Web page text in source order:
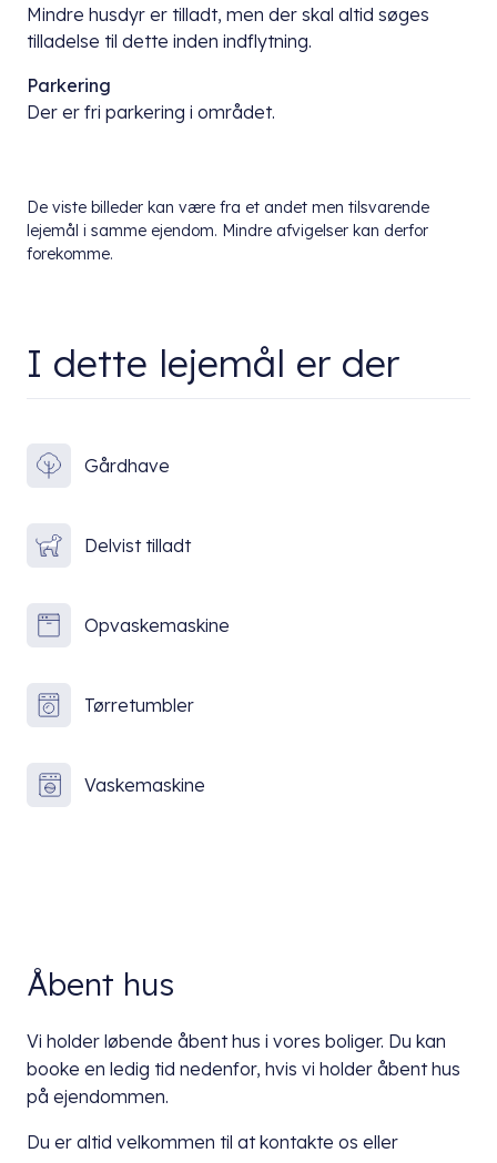
Mindre husdyr er tilladt, men der skal altid søges
tilladelse til dette inden indflytning.
Parkering
Der er fri parkering i området.
De viste billeder kan være fra et andet men tilsvarende
lejemål i samme ejendom. Mindre afvigelser kan derfor
forekomme.
I dette lejemål er der
Gårdhave
Delvist tilladt
Opvaskemaskine
Tørretumbler
Vaskemaskine
Åbent hus
Vi holder løbende åbent hus i vores boliger. Du kan
booke en ledig tid nedenfor, hvis vi holder åbent hus
på ejendommen.
Du er altid velkommen til at kontakte os eller